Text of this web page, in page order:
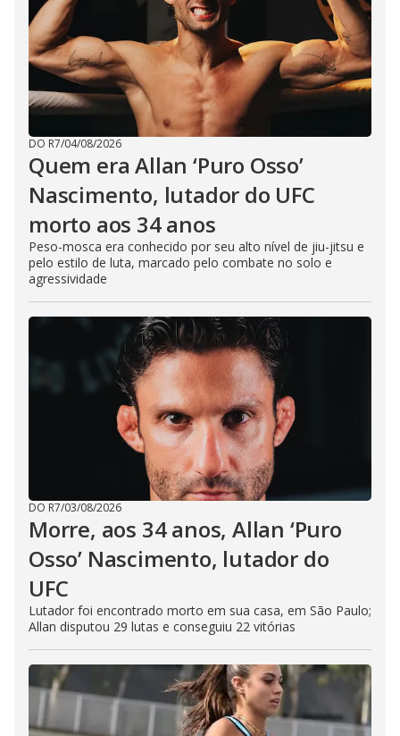
DO R7/04/08/2026
Quem era Allan ‘Puro Osso’
Nascimento, lutador do UFC
morto aos 34 anos
Peso-mosca era conhecido por seu alto nível de jiu-jitsu e
pelo estilo de luta, marcado pelo combate no solo e
agressividade
DO R7/03/08/2026
Morre, aos 34 anos, Allan ‘Puro
Osso’ Nascimento, lutador do
UFC
Lutador foi encontrado morto em sua casa, em São Paulo;
Allan disputou 29 lutas e conseguiu 22 vitórias